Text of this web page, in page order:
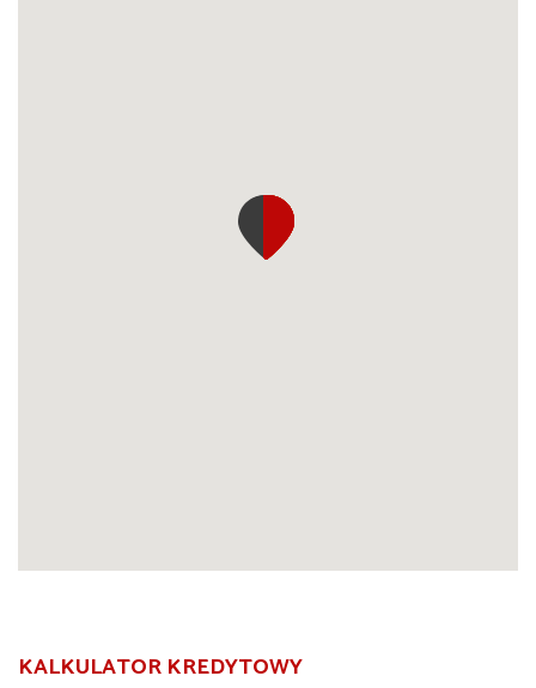
KALKULATOR KREDYTOWY